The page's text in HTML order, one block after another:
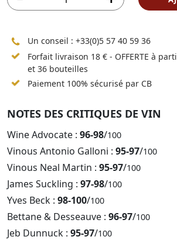
Un conseil : +33(0)5 57 40 59 36
Forfait livraison 18 € - OFFERTE à
et 36 bouteilles
Paiement 100% sécurisé par CB
NOTES DES CRITIQUES DE VIN
Wine Advocate : 96-98/100
Vinous Antonio Galloni : 95-97/100
Vinous Neal Martin : 95-97/100
James Suckling : 97-98/100
Yves Beck : 98-100/100
Bettane & Desseauve : 96-97/100
Jeb Dunnuck : 95-97/100